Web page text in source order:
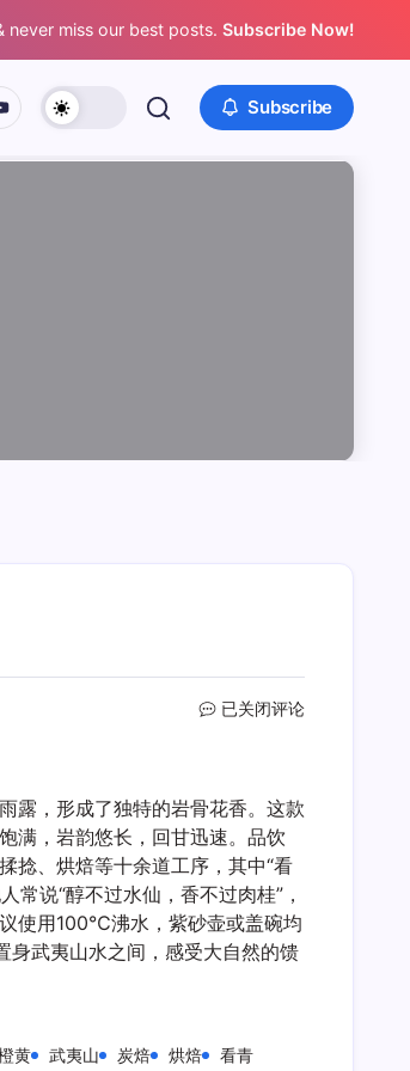
never miss our best posts. Subscribe Now!
youtube.com/ Subscribe
大
桂
已关闭评论
露，形成了独特的岩骨花香。这款
满，岩韵悠长，回甘迅速。品饮
捻、烘焙等十余道工序，其中“看
说“醇不过水仙，香不过肉桂”，
使用100℃沸水，紫砂壶或盖碗均
身武夷山水之间，感受大自然的馈
黄 武夷山 炭焙 烘焙 看青